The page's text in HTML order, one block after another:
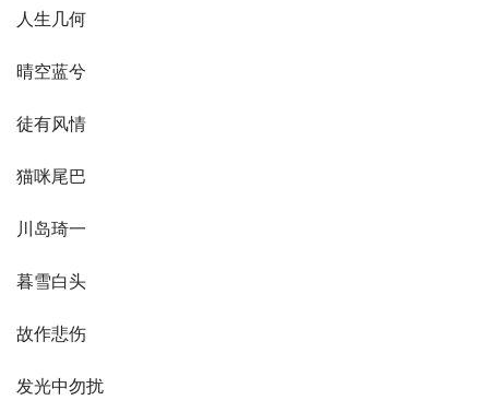
人生几何
晴空蓝兮
徒有风情
猫咪尾巴
川岛琦一
暮雪白头
故作悲伤
发光中勿扰